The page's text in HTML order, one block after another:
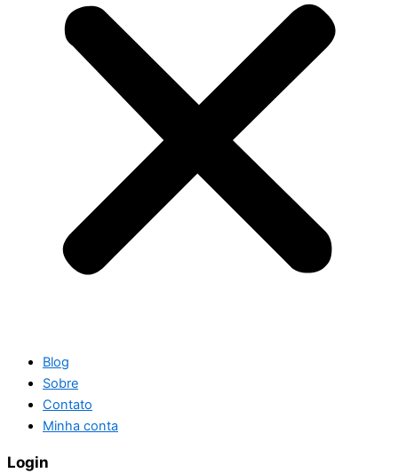
Blog
Sobre
Contato
Minha conta
Login